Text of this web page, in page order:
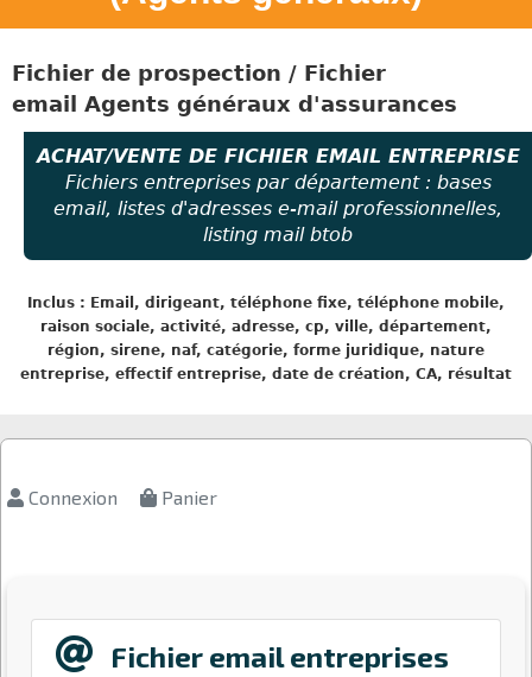
Fichier de prospection / Fichier
email Agents généraux d'assurances
ACHAT/VENTE DE FICHIER EMAIL ENTREPRISE
Fichiers entreprises par département : bases
email, listes d'adresses e-mail professionnelles,
listing mail btob
Inclus : Email, dirigeant, téléphone fixe, téléphone mobile,
raison sociale, activité, adresse, cp, ville, département,
région, sirene, naf, catégorie, forme juridique, nature
entreprise, effectif entreprise, date de création, CA, résultat